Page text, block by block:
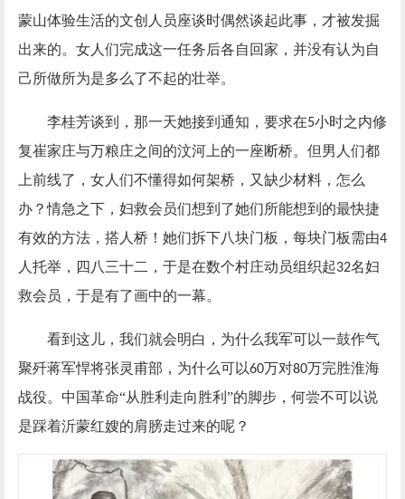
蒙山体验生活的文创人员座谈时偶然谈起此事，才被发掘
出来的。女人们完成这一任务后各自回家，并没有认为自
己所做所为是多么了不起的壮举。
李桂芳谈到，那一天她接到通知，要求在5小时之内修
复崔家庄与万粮庄之间的汶河上的一座断桥。但男人们都
上前线了，女人们不懂得如何架桥，又缺少材料，怎么
办？情急之下，妇救会员们想到了她们所能想到的最快捷
有效的方法，搭人桥！她们拆下八块门板，每块门板需由4
人托举，四八三十二，于是在数个村庄动员组织起32名妇
救会员，于是有了画中的一幕。
看到这儿，我们就会明白，为什么我军可以一鼓作气
聚歼蒋军悍将张灵甫部，为什么可以60万对80万完胜淮海
战役。中国革命“从胜利走向胜利”的脚步，何尝不可以说
是踩着沂蒙红嫂的肩膀走过来的呢？